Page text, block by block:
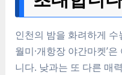
인천의 밤을 화려하게
월미·개항장 야간마켓’
니다. 낮과는 또 다른 매